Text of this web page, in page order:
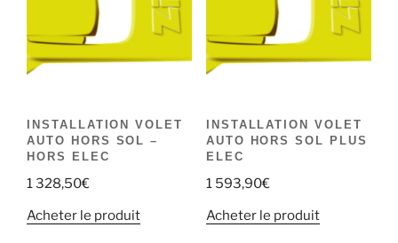
INSTALLATION VOLET
AUTO HORS SOL –
HORS ELEC
1 328,50€
Acheter le produit
INSTALLATION VOLET
AUTO HORS SOL PLUS
ELEC
1 593,90€
Acheter le produit